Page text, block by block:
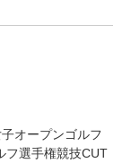
オープンゴルフ
フ選手権競技CUT